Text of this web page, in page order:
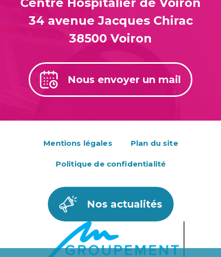
34 avenue Jacques Chirac
38500 Voiron
Nous envoyer un mail
Mentions légales Plan du site
Politique de confidentialité
Nos actualités